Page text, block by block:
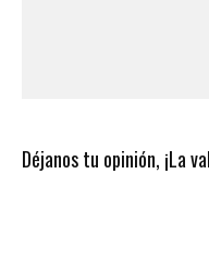
Déjanos tu opinión, ¡La